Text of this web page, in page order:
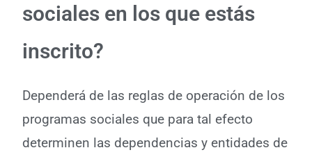
sociales en los que estás
inscrito?
Dependerá de las reglas de operación de los
programas sociales que para tal efecto
determinen las dependencias y entidades de